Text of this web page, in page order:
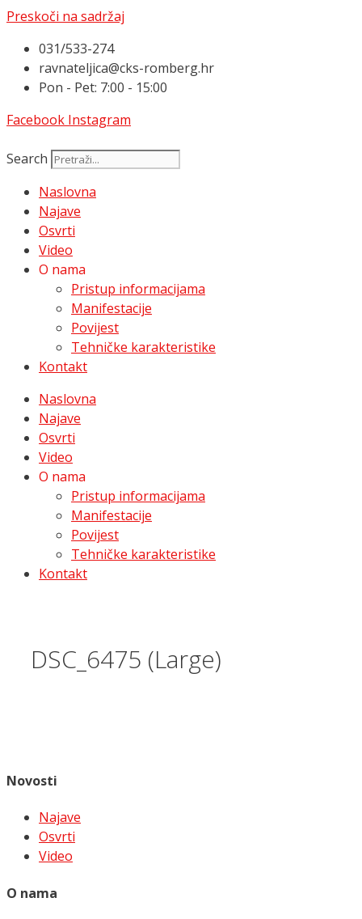
Preskoči na sadržaj
031/533-274
ravnateljica@cks-romberg.hr
Pon - Pet: 7:00 - 15:00
Facebook Instagram
Search
Naslovna
Najave
Osvrti
Video
O nama
Pristup informacijama
Manifestacije
Povijest
Tehničke karakteristike
Kontakt
Naslovna
Najave
Osvrti
Video
O nama
Pristup informacijama
Manifestacije
Povijest
Tehničke karakteristike
Kontakt
DSC_6475 (Large)
Novosti
Najave
Osvrti
Video
O nama